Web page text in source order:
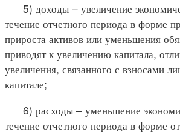
5) доходы – увеличение
течение отчетного периода в форме
прироста активов или уменьшения
приводят к увеличению капитала,
увеличения, связанного с взносами
капитале;
6) расходы – уменьшение
течение отчетного периода в форме